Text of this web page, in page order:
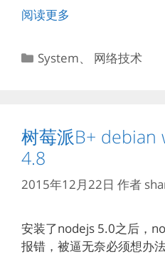
阅读更多
分
System、 网络技术
树莓派B+ debian
4.8
2015年12月22日 作者
安装了nodejs 5.0之后，
报错，被逼无奈必须想办